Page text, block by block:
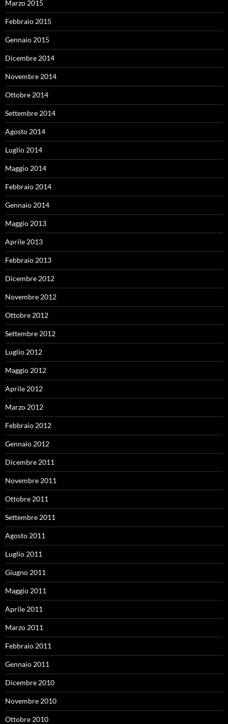
Marzo 2015
Febbraio 2015
Gennaio 2015
Dicembre 2014
Novembre 2014
Ottobre 2014
Settembre 2014
Agosto 2014
Luglio 2014
Maggio 2014
Febbraio 2014
Gennaio 2014
Maggio 2013
Aprile 2013
Febbraio 2013
Dicembre 2012
Novembre 2012
Ottobre 2012
Settembre 2012
Luglio 2012
Maggio 2012
Aprile 2012
Marzo 2012
Febbraio 2012
Gennaio 2012
Dicembre 2011
Novembre 2011
Ottobre 2011
Settembre 2011
Agosto 2011
Luglio 2011
Giugno 2011
Maggio 2011
Aprile 2011
Marzo 2011
Febbraio 2011
Gennaio 2011
Dicembre 2010
Novembre 2010
Ottobre 2010